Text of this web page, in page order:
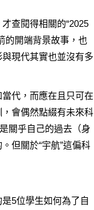
查閱得相關的“2025
的開端背景故事，也
現代其實也並沒有多
代，而應在且只可在
會偶然點綴有未來科
關乎自己的過去（身
但關於“宇航”這偏科
5位學生如何為了自